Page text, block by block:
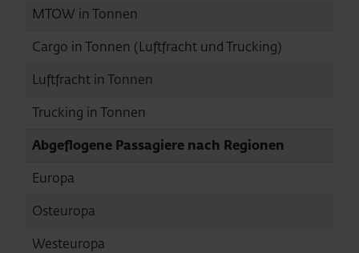
MTOW in Tonnen
Cargo in Tonnen (Luftfracht und Trucking)
Luftfracht in Tonnen
Trucking in Tonnen
Abgeflogene Passagiere nach Regionen
Europa
Osteuropa
Westeuropa